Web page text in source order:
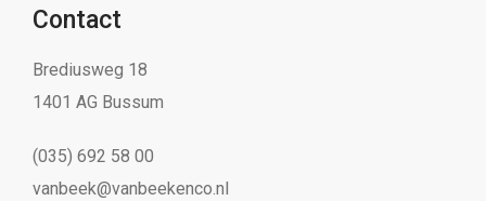
Contact
Brediusweg 18
1401 AG Bussum
(035) 692 58 00
vanbeek@vanbeekenco.nl